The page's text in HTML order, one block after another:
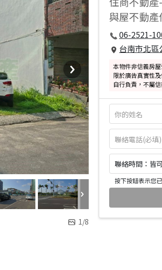
1/8
與屋不動
06-2521-
台南市北
本物件非信義房
限於廣告真實性
自行負責，不屬
聯絡時間：皆
按下按鈕表示您